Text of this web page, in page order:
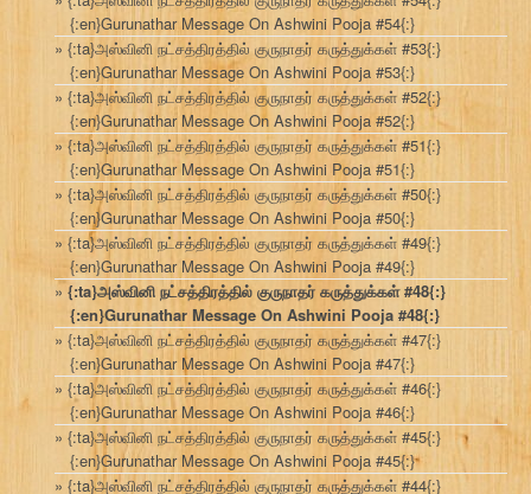
{:en}Gurunathar Message On Ashwini Pooja #54{:}
{:ta}அஸ்வினி நட்சத்திரத்தில் குருநாதர் கருத்துக்கள் #53{:}
{:en}Gurunathar Message On Ashwini Pooja #53{:}
{:ta}அஸ்வினி நட்சத்திரத்தில் குருநாதர் கருத்துக்கள் #52{:}
{:en}Gurunathar Message On Ashwini Pooja #52{:}
{:ta}அஸ்வினி நட்சத்திரத்தில் குருநாதர் கருத்துக்கள் #51{:}
{:en}Gurunathar Message On Ashwini Pooja #51{:}
{:ta}அஸ்வினி நட்சத்திரத்தில் குருநாதர் கருத்துக்கள் #50{:}
{:en}Gurunathar Message On Ashwini Pooja #50{:}
{:ta}அஸ்வினி நட்சத்திரத்தில் குருநாதர் கருத்துக்கள் #49{:}
{:en}Gurunathar Message On Ashwini Pooja #49{:}
{:ta}அஸ்வினி நட்சத்திரத்தில் குருநாதர் கருத்துக்கள் #48{:}
{:en}Gurunathar Message On Ashwini Pooja #48{:}
{:ta}அஸ்வினி நட்சத்திரத்தில் குருநாதர் கருத்துக்கள் #47{:}
{:en}Gurunathar Message On Ashwini Pooja #47{:}
{:ta}அஸ்வினி நட்சத்திரத்தில் குருநாதர் கருத்துக்கள் #46{:}
{:en}Gurunathar Message On Ashwini Pooja #46{:}
{:ta}அஸ்வினி நட்சத்திரத்தில் குருநாதர் கருத்துக்கள் #45{:}
{:en}Gurunathar Message On Ashwini Pooja #45{:}
{:ta}அஸ்வினி நட்சத்திரத்தில் குருநாதர் கருத்துக்கள் #44{:}